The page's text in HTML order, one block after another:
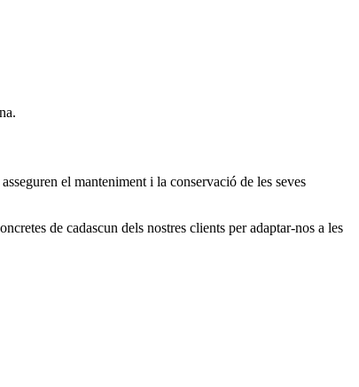
el manteniment i la conservació de les seves
de cadascun dels nostres clients per adaptar-nos a les